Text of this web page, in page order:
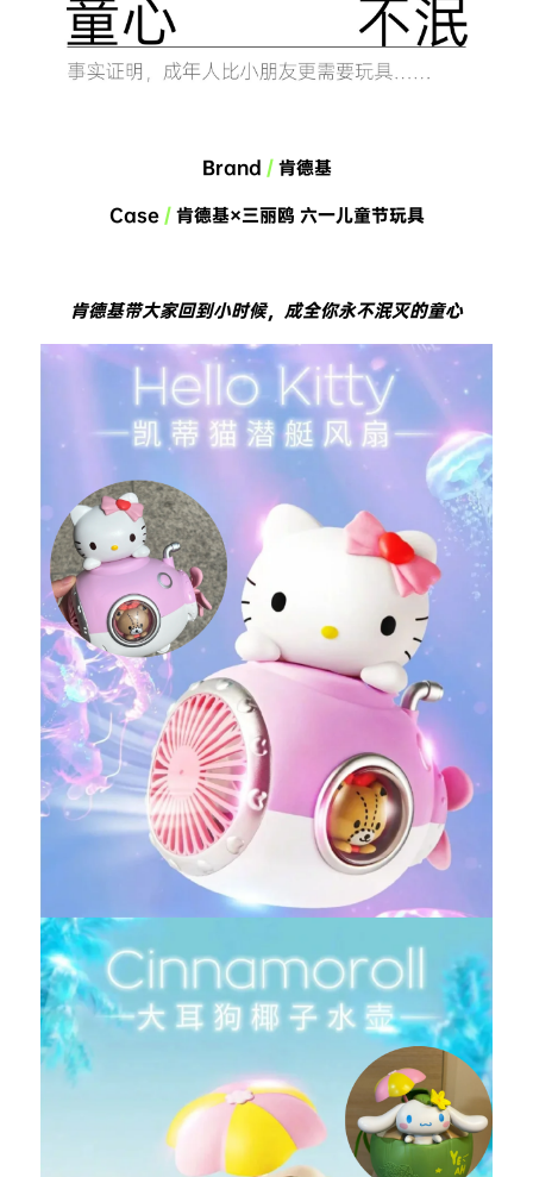
Brand / 肯德基
Case / 肯德基×三丽鸥 六一儿童节玩具
肯德基带大家回到小时候，成全你永不泯灭的童心